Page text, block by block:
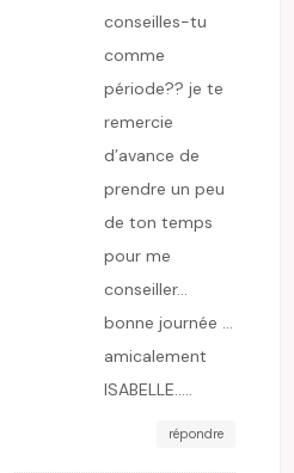
conseilles-tu
comme
période?? je te
remercie
d’avance de
prendre un peu
de ton temps
pour me
conseiller…
bonne journée …
amicalement
ISABELLE…..
répondre